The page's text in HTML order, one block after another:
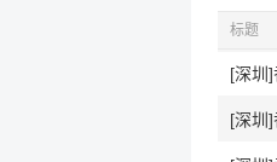
标题
[深圳
[深圳